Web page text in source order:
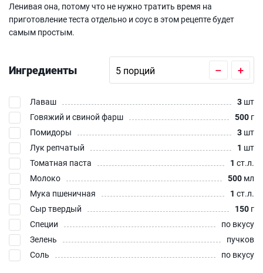
Ленивая она, потому что не нужно тратить время на
приготовление теста отдельно и соус в этом рецепте будет
самым простым.
Ингредиенты – +
Лаваш 3 шт
Говяжий и свиной фарш
500 г
Помидоры
3 шт
Лук репчатый
1 шт
Томатная паста
1 ст.л.
Молоко
500 мл
Мука пшеничная
1 ст.л.
Сыр твердый
150 г
Специи
по вкусу
Зелень
пучков
Соль
по вкусу